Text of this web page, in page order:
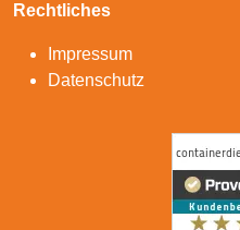
Rechtliches
Impressum
Datenschutz